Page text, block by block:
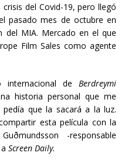
del Covid-19, pero llegó
pasado mes de octubre en
del MIA. Mercado en el que
Film Sales como agente
de Berdreymi
historia personal que me
que la sacará a la luz.
esta película con la
Guðmundsson -responsable
Screen Daily.